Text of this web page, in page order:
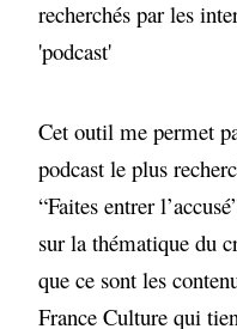
Cet outil me permet
podcast le plus
“Faites entrer
sur la thématique du
que ce sont les
France Culture qui